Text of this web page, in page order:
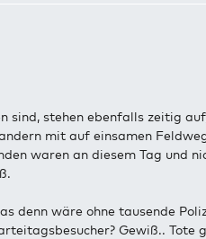
sind, stehen ebenfalls zeitig
mit auf einsamen
waren an diesem Tag und
denn wäre ohne tausende
Gewiß.. Tote